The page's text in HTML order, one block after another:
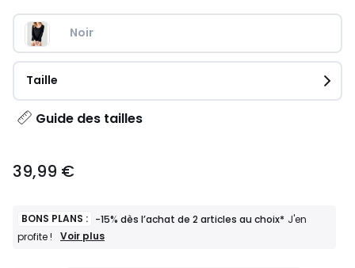
Noir
Taille
Guide des tailles
€.
39,99 €
BONS PLANS : -15% dès l’achat de 2 articles au choix* J'en
profite !
BONS
Voir plus